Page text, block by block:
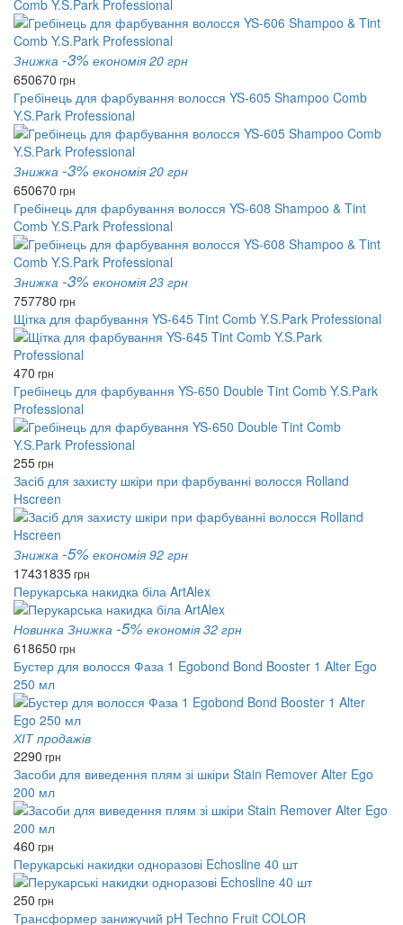
Comb Y.S.Park Professional
Знижка -3% економія 20 грн
650670 грн
Гребінець для фарбування волосся YS-605 Shampoo Comb
Y.S.Park Professional
Знижка -3% економія 20 грн
650670 грн
Гребінець для фарбування волосся YS-608 Shampoo & Tint
Comb Y.S.Park Professional
Знижка -3% економія 23 грн
757780 грн
Щітка для фарбування YS-645 Tint Comb Y.S.Park Professional
470 грн
Гребінець для фарбування YS-650 Double Tint Comb Y.S.Park
Professional
255грн
Засіб для захисту шкіри при фарбуванні волосся Rolland
Hscreen
Знижка -5% економія 92 грн
17431835грн
Перукарська накидка біла ArtAlex
Новинка Знижка -5% економія 32 грн
618650 грн
Бустер для волосся Фаза 1 Egobond Bond Booster 1 Alter Ego
250 мл
ХІТ продажів
2290 грн
Засоби для виведення плям зі шкіри Stain Remover Alter Ego
200 мл
460 грн
Перукарські накидки одноразові Echosline 40 шт
250 грн
Трансформер занижучий pH Techno Fruit COLOR